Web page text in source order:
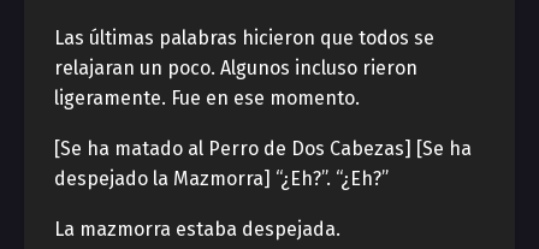
Las últimas palabras hicieron que todos se
relajaran un poco. Algunos incluso rieron
ligeramente. Fue en ese momento.
[Se ha matado al Perro de Dos Cabezas] [Se ha
despejado la Mazmorra] “¿Eh?”. “¿Eh?”
La mazmorra estaba despejada.